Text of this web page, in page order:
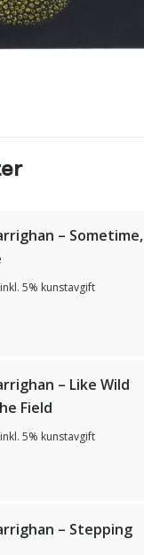
– Sometime,
inkl. 5% kunstavgift
– Like Wild
Field
inkl. 5% kunstavgift
– Stepping